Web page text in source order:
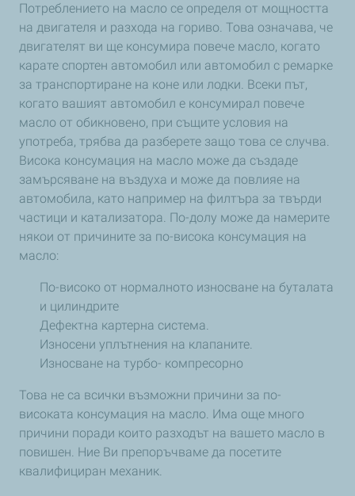
Потреблението на масло се определя от мощността
на двигателя и разхода на гориво. Това означава, че
двигателят ви ще консумира повече масло, когато
карате спортен автомобил или автомобил с ремарке
за транспортиране на коне или лодки. Всеки път,
когато вашият автомобил е консумирал повече
масло от обикновено, при същите условия на
употреба, трябва да разберете защо това се случва.
Висока консумация на масло може да създаде
замърсяване на въздуха и може да повлияе на
автомобила, като например на филтъра за твърди
частици и катализатора. По-долу може да намерите
някои от причините за по-висока консумация на
масло:
По-високо от нормалното износване на буталата
и цилиндрите
Дефектна картерна система.
Износени уплътнения на клапаните.
Износване на турбо- компресорно
Това не са всички възможни причини за по-
високата консумация на масло. Има още много
причини поради които разходът на вашето масло в
повишен. Ние Ви препоръчваме да посетите
квалифициран механик.